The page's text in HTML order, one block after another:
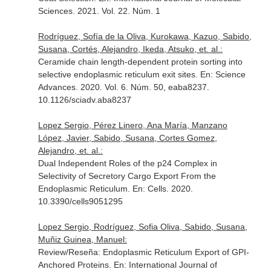
Sciences. 2021. Vol. 22. Núm. 1
Rodríguez, Sofía de la Oliva, Kurokawa, Kazuo, Sabido,
Susana, Cortés, Alejandro, Ikeda, Atsuko, et. al.:
Ceramide chain length-dependent protein sorting into
selective endoplasmic reticulum exit sites. En: Science
Advances. 2020. Vol. 6. Núm. 50, eaba8237.
10.1126/sciadv.aba8237
Lopez Sergio, Pérez Linero, Ana María, Manzano
López, Javier, Sabido, Susana, Cortes Gomez,
Alejandro, et. al.:
Dual Independent Roles of the p24 Complex in
Selectivity of Secretory Cargo Export From the
Endoplasmic Reticulum. En: Cells. 2020.
10.3390/cells9051295
Lopez Sergio, Rodríguez, Sofia Oliva, Sabido, Susana,
Muñiz Guinea, Manuel:
Review/Reseña: Endoplasmic Reticulum Export of GPI-
Anchored Proteins. En: International Journal of